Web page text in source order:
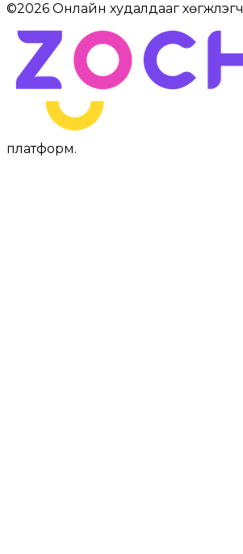
©2026 Онлайн худалдааг хөгжүүлэгч
платформ.